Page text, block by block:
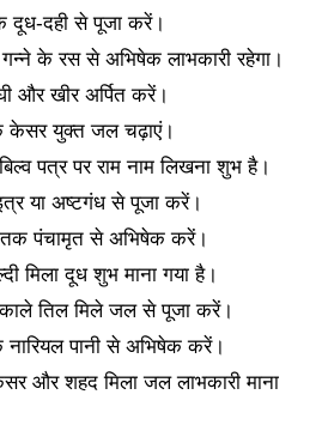
दूध-दही से पूजा करें।
के रस से अभिषेक लाभकारी रहेगा।
और खीर अर्पित करें।
केसर युक्त जल चढ़ाएं।
पत्र पर राम नाम लिखना शुभ है।
या अष्टगंध से पूजा करें।
पंचामृत से अभिषेक करें।
मिला दूध शुभ माना गया है।
तिल मिले जल से पूजा करें।
पानी से अभिषेक करें।
और शहद मिला जल लाभकारी माना